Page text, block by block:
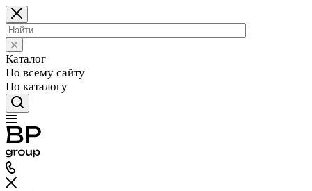
Каталог
По всему сайту
По каталогу